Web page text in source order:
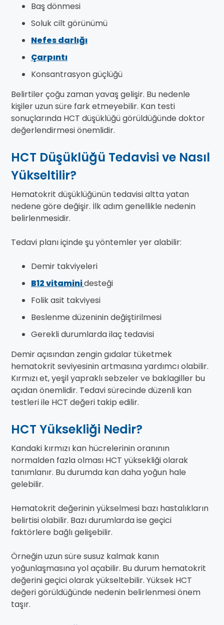
Baş dönmesi
Soluk cilt görünümü
Nefes darlığı
Çarpıntı
Konsantrasyon güçlüğü
Belirtiler çoğu zaman yavaş gelişir. Bu nedenle
kişiler uzun süre fark etmeyebilir. Kan testi
sonuçlarında HCT düşüklüğü görüldüğünde doktor
değerlendirmesi önemlidir.
HCT Düşüklüğü Tedavisi ve Nasıl
Yükseltilir?
Hematokrit düşüklüğünün tedavisi altta yatan
nedene göre değişir. İlk adım genellikle nedenin
belirlenmesidir.
Tedavi planı içinde şu yöntemler yer alabilir:
Demir takviyeleri
B12 vitaminidesteği
Folik asit takviyesi
Beslenme düzeninin değiştirilmesi
Gerekli durumlarda ilaç tedavisi
Demir açısından zengin gıdalar tüketmek
hematokrit seviyesinin artmasına yardımcı olabilir.
Kırmızı et, yeşil yapraklı sebzeler ve baklagiller bu
açıdan önemlidir. Tedavi sürecinde düzenli kan
testleri ile HCT değeri takip edilir.
HCT Yüksekliği Nedir?
Kandaki kırmızı kan hücrelerinin oranının
normalden fazla olması HCT yüksekliği olarak
tanımlanır. Bu durumda kan daha yoğun hale
gelebilir.
Hematokrit değerinin yükselmesi bazı hastalıkların
belirtisi olabilir. Bazı durumlarda ise geçici
faktörlere bağlı gelişebilir.
Örneğin uzun süre susuz kalmak kanın
yoğunlaşmasına yol açabilir. Bu durum hematokrit
değerini geçici olarak yükseltebilir. Yüksek HCT
değeri görüldüğünde nedenin belirlenmesi önem
taşır.